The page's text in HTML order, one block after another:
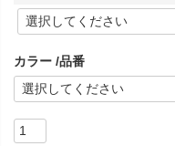
(
カラー 品番